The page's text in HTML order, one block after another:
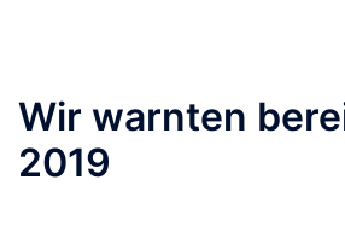
Wir warnten
2019